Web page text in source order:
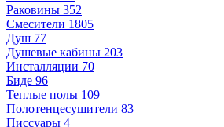
Раковины 352
Смесители 1805
Душ 77
Душевые кабины 203
Инсталляции 70
Биде 96
Теплые полы 109
Полотенцесушители 83
Писсуары 4